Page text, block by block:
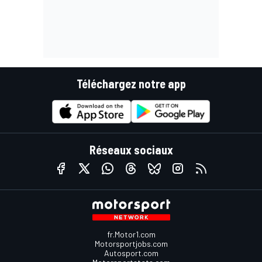
Téléchargez notre app
Réseaux sociaux
fr.Motor1.com
Motorsportjobs.com
Autosport.com